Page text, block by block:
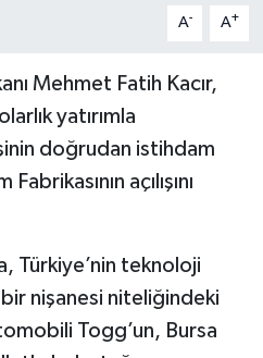
A- A+
Mehmet Fatih Kacır,
yatırımla
doğrudan istihdam
açılışını
Türkiye’nin teknoloji
nişanesi niteliğindeki
Togg’un, Bursa